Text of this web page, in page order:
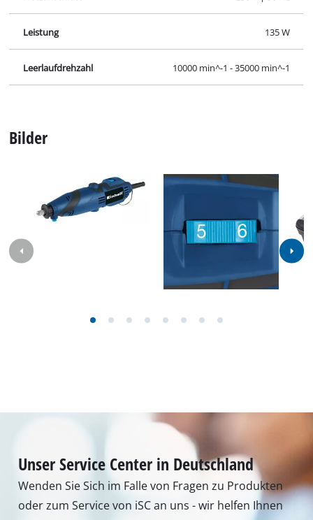
Spezifikationen
Zahlen, Daten und Fakten für Schleif- und Gravur-
Werkzeug BT-MG 135/1: Hier finden Sie die detaillierten
Leistung 135 W
10000 min^-1 - 35000 min^-1